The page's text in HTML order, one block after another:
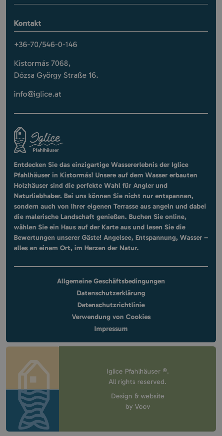
Kontakt
+36-70/546-0-146
Kistormás 7068,
Dózsa György Straße 16.
info@iglice.at
Entdecken Sie das einzigartige Wassererlebnis der Iglice
Pfahlhäuser in Kistormás! Unsere auf dem Wasser erbauten
Holzhäuser sind die perfekte Wahl für Angler und
Naturliebhaber. Bei uns können Sie nicht nur entspannen,
sondern auch von Ihrer eigenen Terrasse aus angeln und dabei
die malerische Landschaft genießen. Buchen Sie online,
wählen Sie ein Haus auf der Karte aus und lesen Sie die
Bewertungen unserer Gäste! Angelsee, Entspannung, Wasser –
alles an einem Ort, im Herzen der Natur.
Allgemeine Geschäftsbedingungen
Datenschutzerklärung
Datenschutzrichtlinie
Verwendung von Cookies
Impressum
Iglice Pfahlhäuser ®.
All rights reserved.
Design & website
by Voov